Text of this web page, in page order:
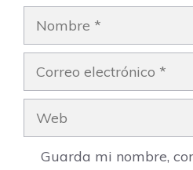
Nombre
Correo
electrónico
Web
Guarda mi nombre,